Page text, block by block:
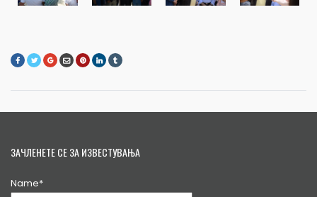
ЗАЧЛЕНЕТЕ СЕ ЗА ИЗВЕСТУВАЊА
Name*